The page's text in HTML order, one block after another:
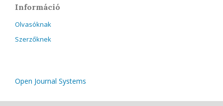
Információ
Olvasóknak
Szerzőknek
Open Journal Systems